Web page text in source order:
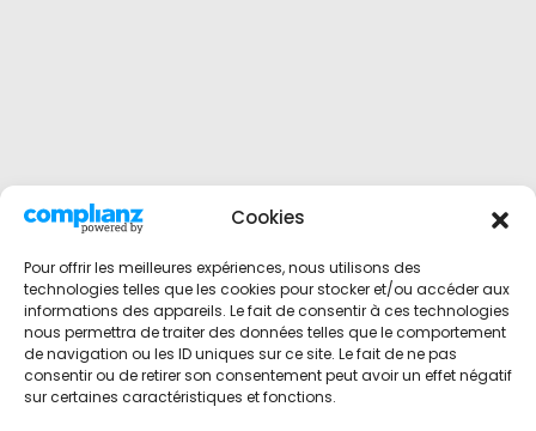
Cookies
Pour offrir les meilleures expériences, nous utilisons des
technologies telles que les cookies pour stocker et/ou accéder aux
informations des appareils. Le fait de consentir à ces technologies
nous permettra de traiter des données telles que le comportement
de navigation ou les ID uniques sur ce site. Le fait de ne pas
consentir ou de retirer son consentement peut avoir un effet négatif
sur certaines caractéristiques et fonctions.